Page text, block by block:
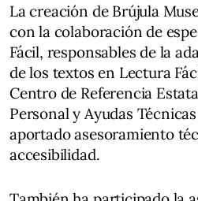
La creación de Brújula
con la colaboración de
Fácil, responsables de la
de los textos en Lectura
Centro de Referencia
Personal y Ayudas
aportado asesoramiento
accesibilidad.